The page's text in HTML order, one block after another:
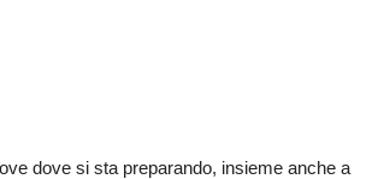
dove si sta preparando, insieme anche a